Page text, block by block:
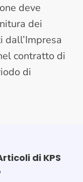
deve
dei
dall’Impresa
contratto di
di
di KPS